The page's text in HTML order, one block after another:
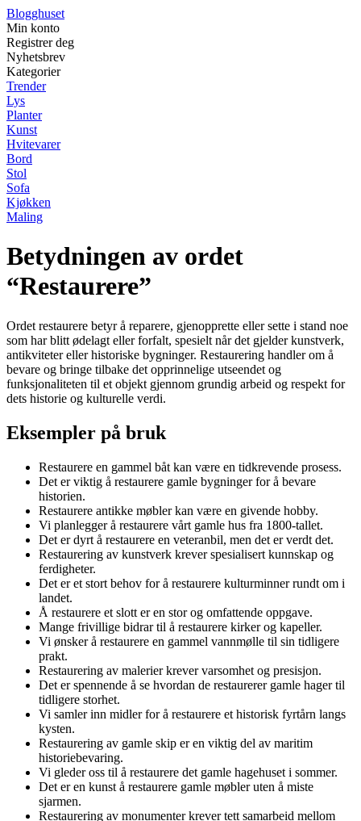
Blogghuset
Min konto
Registrer deg
Nyhetsbrev
Kategorier
Trender
Lys
Planter
Kunst
Hvitevarer
Bord
Stol
Sofa
Kjøkken
Maling
Betydningen av ordet
“Restaurere”
Ordet restaurere betyr å reparere, gjenopprette eller sette i stand noe
som har blitt ødelagt eller forfalt, spesielt når det gjelder kunstverk,
antikviteter eller historiske bygninger. Restaurering handler om å
bevare og bringe tilbake det opprinnelige utseendet og
funksjonaliteten til et objekt gjennom grundig arbeid og respekt for
dets historie og kulturelle verdi.
Eksempler på bruk
Restaurere en gammel båt kan være en tidkrevende prosess.
Det er viktig å restaurere gamle bygninger for å bevare
historien.
Restaurere antikke møbler kan være en givende hobby.
Vi planlegger å restaurere vårt gamle hus fra 1800-tallet.
Det er dyrt å restaurere en veteranbil, men det er verdt det.
Restaurering av kunstverk krever spesialisert kunnskap og
ferdigheter.
Det er et stort behov for å restaurere kulturminner rundt om i
landet.
Å restaurere et slott er en stor og omfattende oppgave.
Mange frivillige bidrar til å restaurere kirker og kapeller.
Vi ønsker å restaurere en gammel vannmølle til sin tidligere
prakt.
Restaurering av malerier krever varsomhet og presisjon.
Det er spennende å se hvordan de restaurerer gamle hager til
tidligere storhet.
Vi samler inn midler for å restaurere et historisk fyrtårn langs
kysten.
Restaurering av gamle skip er en viktig del av maritim
historiebevaring.
Vi gleder oss til å restaurere det gamle hagehuset i sommer.
Det er en kunst å restaurere gamle møbler uten å miste
sjarmen.
Restaurering av monumenter krever tett samarbeid mellom